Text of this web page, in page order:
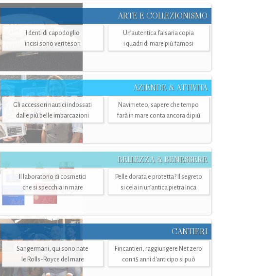
ARTE E COLLEZIONISMO
I denti di capodoglio
incisi sono veri tesori
Un’autentica falsaria copia
i quadri di mare più famosi
AZIENDE & ATTIVITÀ
Gli accessori nautici indossati
dalle più belle imbarcazioni
Navimeteo, sapere che tempo
farà in mare conta ancora di più
BELLEZZA & BENESSERE
Il laboratorio di cosmetici
che si specchia in mare
Pelle dorata e protetta? Il segreto
si cela in un’antica pietra Inca
CANTIERI
Sangermani, qui sono nate
le Rolls-Royce del mare
Fincantieri, raggiungere Net zero
con 15 anni d'anticipo si può